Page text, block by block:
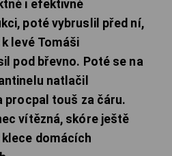
i efektivně
poté vybruslil před ní,
levé Tomáši
pod břevno. Poté se na
natlačil
procpal touš za čáru.
vítězná, skóre ještě
domácích